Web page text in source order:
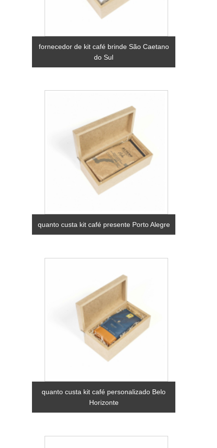
fornecedor de kit café brinde São Caetano
do Sul
quanto custa kit café presente Porto Alegre
quanto custa kit café personalizado Belo
Horizonte